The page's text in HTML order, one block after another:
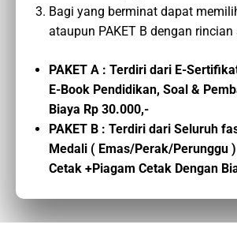
Bagi yang berminat dapat
ataupun PAKET B dengan
PAKET A : Terdiri dari E-
E-Book Pendidikan, Soal &
Biaya Rp 30.000,-
PAKET B : Terdiri dari Seluruh
Medali ( Emas/Perak/Perunggu
Cetak +Piagam Cetak Dengan